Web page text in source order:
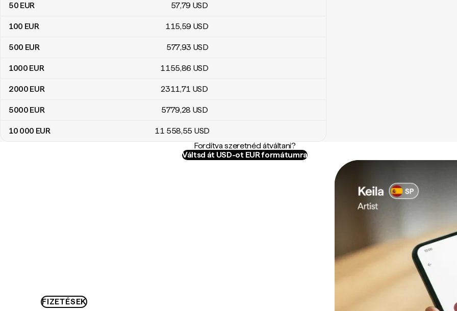
50 EUR 57,79 USD
100 EUR 115,59 USD
500 EUR 577,93 USD
1000 EUR 1155,86 USD
2000 EUR 2311,71 USD
5000 EUR 5779,28 USD
10 000 EUR 11 558,55 USD
Fordítva szeretnéd átváltani?
Váltsd át USD-ot EUR formátumra
FIZETÉSEK